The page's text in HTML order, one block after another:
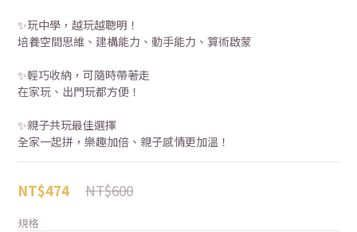
✨玩中學，越玩越聰明！
培養空間思維、建構能力、動手能力、算術啟蒙
✨輕巧收納，可隨時帶著走
在家玩、出門玩都方便！
✨親子共玩最佳選擇
全家一起拼，樂趣加倍、親子感情更加溫！
NT$600
NT$474
規格